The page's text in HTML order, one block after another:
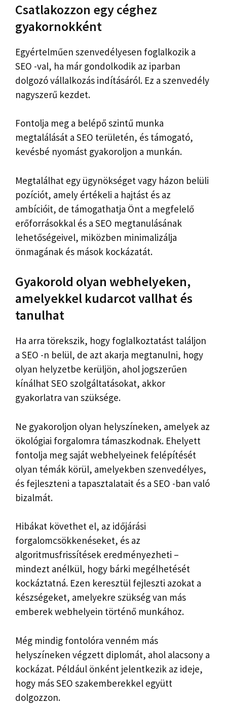
Csatlakozzon egy céghez
gyakornokként
Egyértelműen szenvedélyesen foglalkozik a
SEO -val, ha már gondolkodik az iparban
dolgozó vállalkozás indításáról. Ez a szenvedély
nagyszerű kezdet.
Fontolja meg a belépő szintű munka
megtalálását a SEO területén, és támogató,
kevésbé nyomást gyakoroljon a munkán.
Megtalálhat egy ügynökséget vagy házon belüli
pozíciót, amely értékeli a hajtást és az
ambícióit, de támogathatja Önt a megfelelő
erőforrásokkal és a SEO megtanulásának
lehetőségeivel, miközben minimalizálja
önmagának és mások kockázatát.
Gyakorold olyan webhelyeken,
amelyekkel kudarcot vallhat és
tanulhat
Ha arra törekszik, hogy foglalkoztatást találjon
a SEO -n belül, de azt akarja megtanulni, hogy
olyan helyzetbe kerüljön, ahol jogszerűen
kínálhat SEO szolgáltatásokat, akkor
gyakorlatra van szüksége.
Ne gyakoroljon olyan helyszíneken, amelyek az
ökológiai forgalomra támaszkodnak. Ehelyett
fontolja meg saját webhelyeinek felépítését
olyan témák körül, amelyekben szenvedélyes,
és fejleszteni a tapasztalatait és a SEO -ban való
bizalmát.
Hibákat követhet el, az időjárási
forgalomcsökkenéseket, és az
algoritmusfrissítések eredményezheti –
mindezt anélkül, hogy bárki megélhetését
kockáztatná. Ezen keresztül fejleszti azokat a
készségeket, amelyekre szükség van más
emberek webhelyein történő munkához.
Még mindig fontolóra venném más
helyszíneken végzett diplomát, ahol alacsony a
kockázat. Például önként jelentkezik az ideje,
hogy más SEO szakemberekkel együtt
dolgozzon.